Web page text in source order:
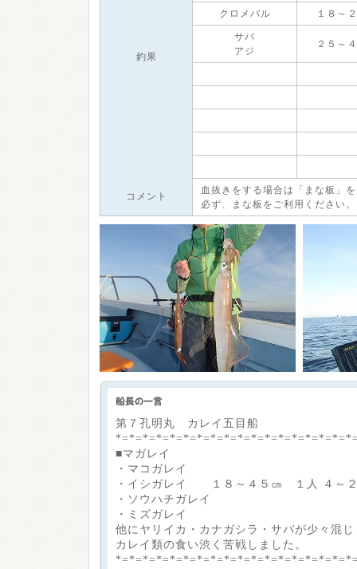
釣果
クロメバル １８～
サバ
アジ
２５～
コメント
血抜きをする場合は「まな板」
必ず、まな板をご利用ください。
第７孔明丸 カレイ五目船
■マガレイ
・マコガレイ
・イシガレイ １８～４５㎝ １人 ４～
・ソウハチガレイ
・ミズガレイ
他にヤリイカ・カナガシラ・サバが少々混
カレイ類の食い渋く苦戦しました。